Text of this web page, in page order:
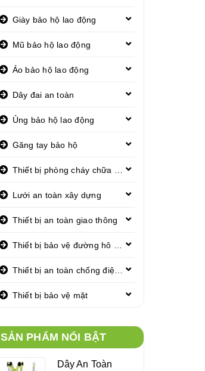
Giày bảo hộ lao động
Mũ bảo hộ lao động
Áo bảo hộ lao động
Dây đai an toàn
Ủng bảo hộ lao động
Găng tay bảo hộ
Lưới an toàn xây dựng
Thiết bị an toàn giao thông
Thiết bị bảo vệ mặt
SẢN PHẨM NỔI BẬT
Dây An Toàn